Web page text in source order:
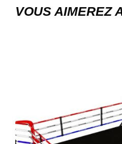
VOUS AIMEREZ